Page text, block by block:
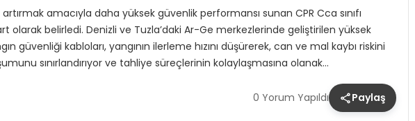
amacıyla daha yüksek güvenlik performansı sunan CPR Cca sınıfı
olarak belirledi. Denizli ve Tuzla’daki Ar-Ge merkezlerinde geliştirilen yüksek
güvenliği kabloları, yangının ilerleme hızını düşürerek, can ve mal kaybı riskini
sınırlandırıyor ve tahliye süreçlerinin kolaylaşmasına olanak…
0 Yorum Yapıldı Paylaş